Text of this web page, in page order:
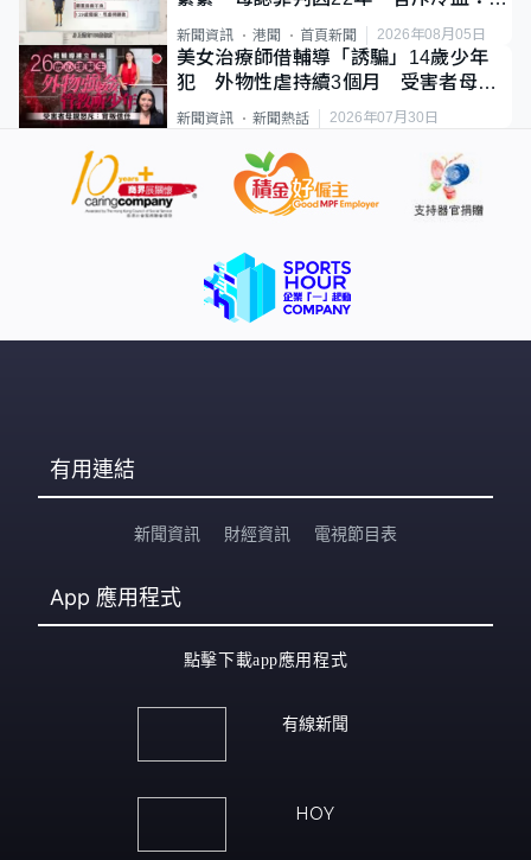
類案最惡劣
新聞資訊 港聞 首頁新聞 2026年08月05日
美女治療師借輔導「誘騙」14歲少年
犯 外物性虐持續3個月 受害者母：
要保護其他人
新聞資訊 新聞熱話 2026年07月30日
有用連結
新聞資訊 財經資訊 電視節目表
App 應用程式
點擊下載app應用程式
有線新聞
HOY